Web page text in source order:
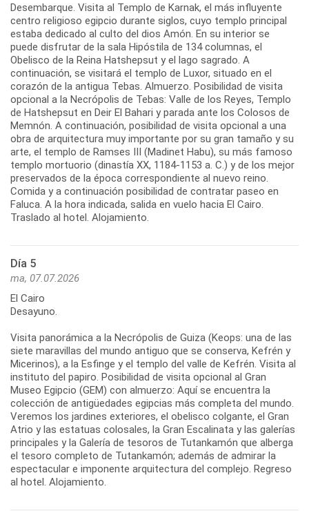
Desembarque. Visita al Templo de Karnak, el más influyente
centro religioso egipcio durante siglos, cuyo templo principal
estaba dedicado al culto del dios Amón. En su interior se
puede disfrutar de la sala Hipóstila de 134 columnas, el
Obelisco de la Reina Hatshepsut y el lago sagrado. A
continuación, se visitará el templo de Luxor, situado en el
corazón de la antigua Tebas. Almuerzo. Posibilidad de visita
opcional a la Necrópolis de Tebas: Valle de los Reyes, Templo
de Hatshepsut en Deir El Bahari y parada ante los Colosos de
Memnón. A continuación, posibilidad de visita opcional a una
obra de arquitectura muy importante por su gran tamaño y su
arte, el templo de Ramses III (Madinet Habu), su más famoso
templo mortuorio (dinastía XX, 1184-1153 a. C.) y de los mejor
preservados de la época correspondiente al nuevo reino.
Comida y a continuación posibilidad de contratar paseo en
Faluca. A la hora indicada, salida en vuelo hacia El Cairo.
Traslado al hotel. Alojamiento.
Día 5
ma, 07.07.2026
El Cairo
Desayuno.
Visita panorámica a la Necrópolis de Guiza (Keops: una de las
siete maravillas del mundo antiguo que se conserva, Kefrén y
Micerinos), a la Esfinge y el templo del valle de Kefrén. Visita al
instituto del papiro. Posibilidad de visita opcional al Gran
Museo Egipcio (GEM) con almuerzo: Aquí se encuentra la
colección de antigüedades egipcias más completa del mundo.
Veremos los jardines exteriores, el obelisco colgante, el Gran
Atrio y las estatuas colosales, la Gran Escalinata y las galerías
principales y la Galería de tesoros de Tutankamón que alberga
el tesoro completo de Tutankamón; además de admirar la
espectacular e imponente arquitectura del complejo. Regreso
al hotel. Alojamiento.